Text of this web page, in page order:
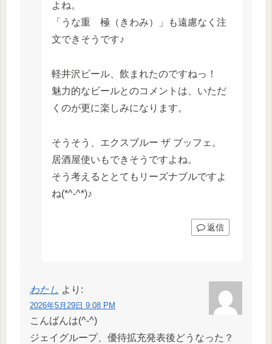
よね。
「うな重 極（きわみ）」も遠慮なく注
文できそうです♪
軽井沢ビール、飲まれたのですねっ！
魅力的なビールとのコメントは、いただ
くのが更に楽しみになります。
そうそう、エクスブルー ザ ブッフェ。
居酒屋使いもできそうですよね。
そう考えるととてもリーズナブルですよ
ね(*^-^*)♪
返信
わたし より:
2026年5月29日 9:08 PM
こんばんは(^-^)
ジェイグループ、優待拡充発表後どうなった？